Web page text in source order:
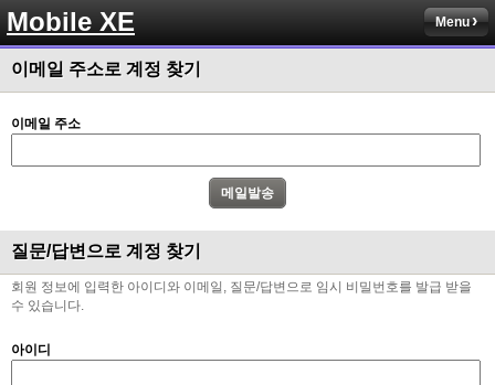
Mobile XE Menu
이메일 주소로 계정 찾기
이메일 주소
질문/답변으로 계정 찾기
회원 정보에 입력한 아이디와 이메일, 질문/답변으로 임시 비밀번호를 발급 받을
수 있습니다.
아이디